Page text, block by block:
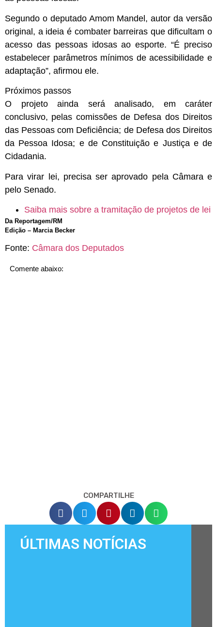
Segundo o deputado Amom Mandel, autor da versão
original, a ideia é combater barreiras que dificultam o
acesso das pessoas idosas ao esporte. “É preciso
estabelecer parâmetros mínimos de acessibilidade e
adaptação”, afirmou ele.
Próximos passos
O projeto ainda será analisado, em caráter
conclusivo, pelas comissões de Defesa dos Direitos
das Pessoas com Deficiência; de Defesa dos Direitos
da Pessoa Idosa; e de Constituição e Justiça e de
Cidadania.
Para virar lei, precisa ser aprovado pela Câmara e
pelo Senado.
Saiba mais sobre a tramitação de projetos de lei
Da Reportagem/RM
Edição – Marcia Becker
Fonte: Câmara dos Deputados
Comente abaixo:
COMPARTILHE
ÚLTIMAS NOTÍCIAS